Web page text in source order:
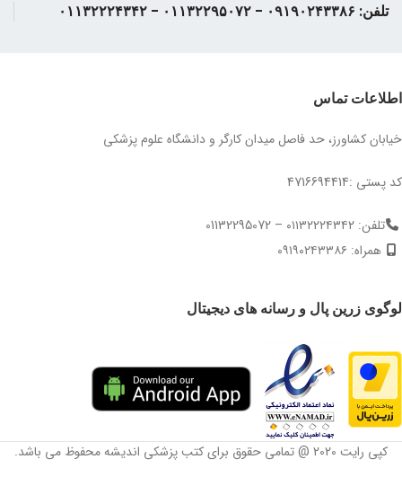
تلفن: ۰۹۱۹۰۲۴۳۳۸۶ - ۰۱۱۳۲۲۹۵۰۷۲ - ۰۱۱۳۲۲۲۴۳۴۲
اطلاعات تماس
خیابان کشاورز، حد فاصل میدان کارگر و دانشگاه علوم پزشکی
کد پستی :4716694414
تلفن: ۰۱۱۳۲۲۲۴۳۴۲ – 01132295072
همراه: ۰۹۱۹۰۲۴۳۳۸۶
لوگوی زرین پال و رسانه های دیجیتال
کپی رایت 2020 @ تمامی حقوق برای کتب پزشکی اندیشه محفوظ می باشد.